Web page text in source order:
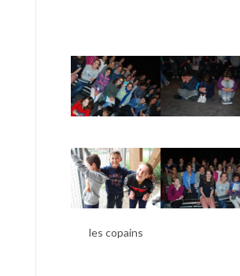
les copains